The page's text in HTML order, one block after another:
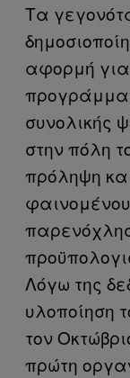
Τα
αφορμή για
συνολικής
στην πόλη
πρόληψη
Λόγω της
υλοποίηση
τον
πρώτη